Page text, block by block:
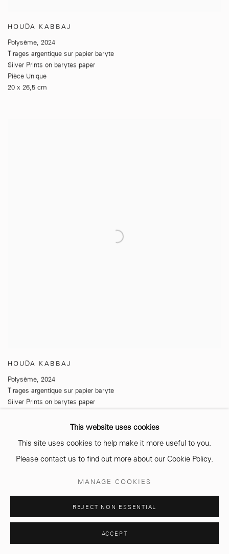
HOUDA KABBAJ
Polysème, 2024
Tirages argentique sur papier baryte
Silver Prints on barytes paper
Pièce Unique
20 x 26,5 cm
HOUDA KABBAJ
Polysème, 2024
Tirages argentique sur papier baryte
Silver Prints on barytes paper
This website uses cookies
This site uses cookies to help make it more useful to you.
Please contact us to find out more about our Cookie Policy.
MANAGE COOKIES
REJECT NON ESSENTIAL
ACCEPT